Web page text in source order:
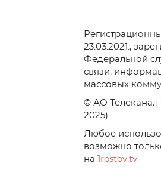
23.03.2021.,
Федеральной
связи,
массовых
© АО Телеканал
2025)
Любое
возможно
на
rostov.tv